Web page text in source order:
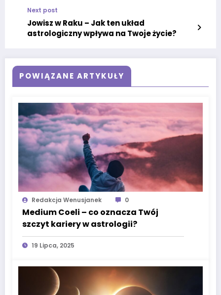
Next post
Jowisz w Raku – Jak ten układ
astrologiczny wpływa na Twoje życie?
POWIĄZANE ARTYKUŁY
Redakcja Wenusjanek 0
Medium Coeli – co oznacza Twój
szczyt kariery w astrologii?
19 Lipca, 2025